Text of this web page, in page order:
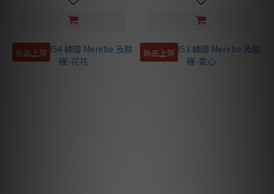
新品上架 新品上架